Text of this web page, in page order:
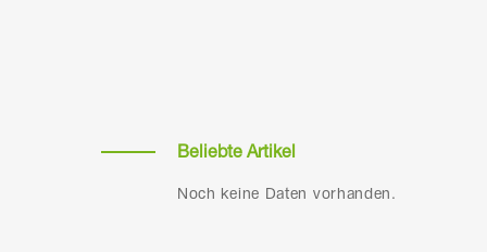
Beliebte Artikel
Noch keine Daten vorhanden.